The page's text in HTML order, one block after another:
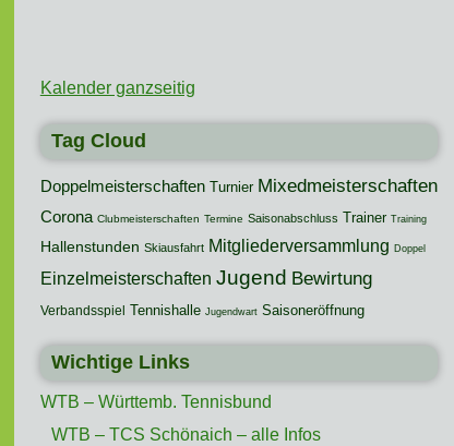
Kalender ganzseitig
Tag Cloud
Doppelmeisterschaften Turnier Mixedmeisterschaften
Corona Clubmeisterschaften Termine Saisonabschluss Trainer Training
Hallenstunden Skiausfahrt Mitgliederversammlung Doppel
Einzelmeisterschaften Jugend Bewirtung
Verbandsspiel Tennishalle Jugendwart Saisoneröffnung
Wichtige Links
WTB – Württemb. Tennisbund
WTB – TCS Schönaich – alle Infos